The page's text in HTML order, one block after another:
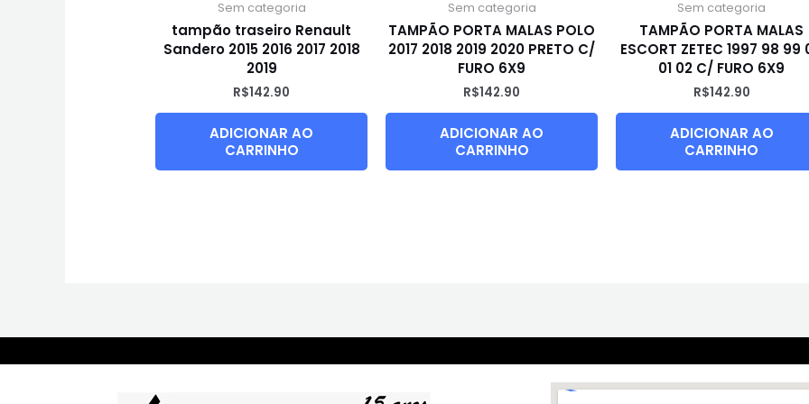
Sem categoria
tampão traseiro Renault
Sandero 2015 2016 2017 2018
2019
R$142.90
ADICIONAR AO
CARRINHO
Sem categoria
TAMPÃO PORTA MALAS POLO
2017 2018 2019 2020 PRETO C/
FURO 6X9
R$142.90
ADICIONAR AO
CARRINHO
Sem categoria
TAMPÃO PORTA MALAS
ESCORT ZETEC 1997 98 99
01 02 C/ FURO 6X9
R$142.90
ADICIONAR AO
CARRINHO